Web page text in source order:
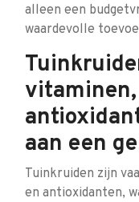
alleen een
waardevolle
aan een
Tuinkruiden zijn
en antioxidanten,